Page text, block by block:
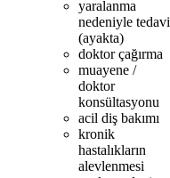
yaralanma
nedeniyle tedavi
(ayakta)
doktor çağırma
muayene /
doktor
konsültasyonu
acil diş bakımı
kronik
hastalıkların
alevlenmesi